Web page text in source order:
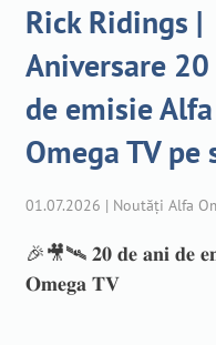
Rick Ridings |
Aniversare
de emisie Alfa
Omega TV
01.07.2026 | Noutăți Alfa
🎉🎥🛰️ 𝟐𝟎 𝐝𝐞 𝐚𝐧𝐢 𝐝𝐞
𝐎𝐦𝐞𝐠𝐚 𝐓𝐕